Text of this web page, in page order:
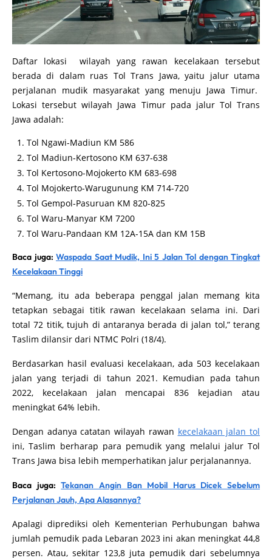
Daftar lokasi wilayah yang rawan kecelakaan tersebut
berada di dalam ruas Tol Trans Jawa, yaitu jalur utama
perjalanan mudik masyarakat yang menuju Jawa Timur.
Lokasi tersebut wilayah Jawa Timur pada jalur Tol Trans
Jawa adalah:
Tol Ngawi-Madiun KM 586
Tol Madiun-Kertosono KM 637-638
Tol Kertosono-Mojokerto KM 683-698
Tol Mojokerto-Warugunung KM 714-720
Tol Gempol-Pasuruan KM 820-825
Tol Waru-Manyar KM 7200
Tol Waru-Pandaan KM 12A-15A dan KM 15B
Baca juga: Waspada Saat Mudik, Ini 5 Jalan Tol dengan Tingkat
Kecelakaan Tinggi
“Memang, itu ada beberapa penggal jalan memang kita
tetapkan sebagai titik rawan kecelakaan selama ini. Dari
total 72 titik, tujuh di antaranya berada di jalan tol,” terang
Taslim dilansir dari NTMC Polri (18/4).
Berdasarkan hasil evaluasi kecelakaan, ada 503 kecelakaan
jalan yang terjadi di tahun 2021. Kemudian pada tahun
2022, kecelakaan jalan mencapai 836 kejadian atau
meningkat 64% lebih.
Dengan adanya catatan wilayah rawan kecelakaan jalan tol
ini, Taslim berharap para pemudik yang melalui jalur Tol
Trans Jawa bisa lebih memperhatikan jalur perjalanannya.
Baca juga:Tekanan Angin Ban Mobil Harus Dicek Sebelum
Perjalanan Jauh, Apa Alasannya?
Apalagi diprediksi oleh Kementerian Perhubungan bahwa
jumlah pemudik pada Lebaran 2023 ini akan meningkat 44,8
persen. Atau, sekitar 123,8 juta pemudik dari sebelumnya